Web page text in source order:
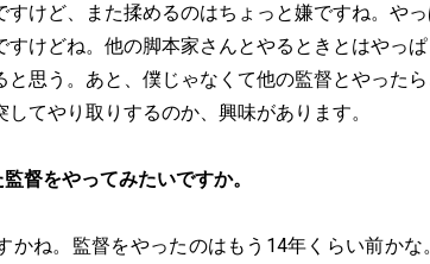
すけど、また揉めるのはちょっと嫌ですね。や
すけどね。他の脚本家さんとやるときとはやっ
と思う。あと、僕じゃなくて他の監督とやった
てやり取りするのか、興味があります。
督をやってみたいですか。
かね。監督をやったのはもう14年くらい前か